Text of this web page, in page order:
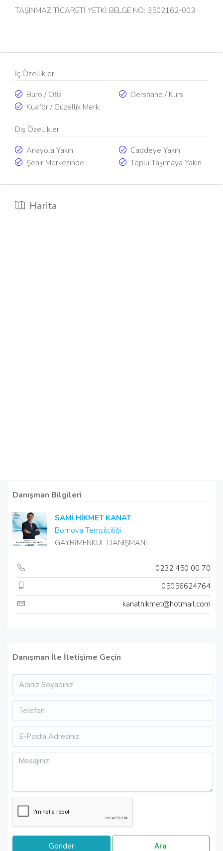
TAŞINMAZ TİCARETİ YETKİ BELGE NO: 3502162-003
İç Özellikler
Büro / Ofis
Dershane / Kurs
Kuaför / Güzellik Merk.
Dış Özellikler
Anayola Yakın
Caddeye Yakın
Şehir Merkezinde
Toplu Taşımaya Yakın
Harita
Danışman Bilgileri
SAMİ HİKMET KANAT
Bornova Temsilciliği
GAYRİMENKUL DANIŞMANI
0232 450 00 70
05056624764
kanathikmet@hotmail.com
Danışman İle İletişime Geçin
Ara